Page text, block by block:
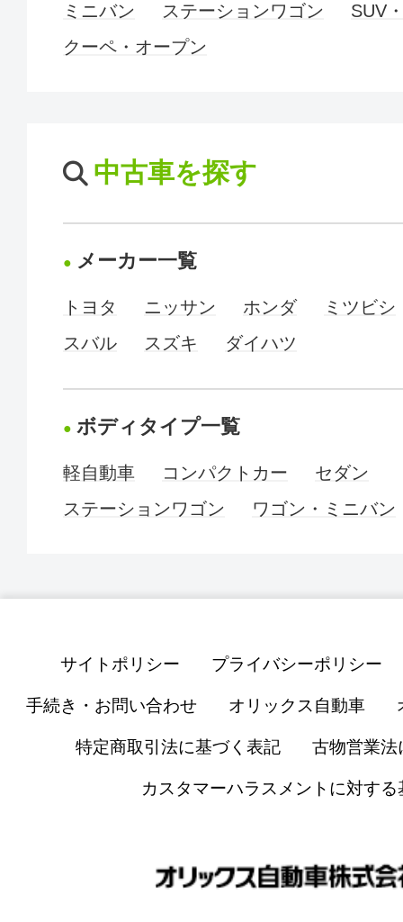
ミニバン
ステーションワゴン
SUV
クーペ・オープン
中古車を探す
メーカー一覧
トヨタ ニッサン ホンダ
ミツビシ
スバル
スズキ ダイハツ
ボディタイプ一覧
軽自動車 コンパクトカー
セダン
ステーションワゴン
ワゴン・ミニバン
サイトポリシー プライバシーポリシー
手続き・お問い合わせ オリックス自動車
特定商取引法に基づく表記 古物営業法
カスタマーハラスメントに対する